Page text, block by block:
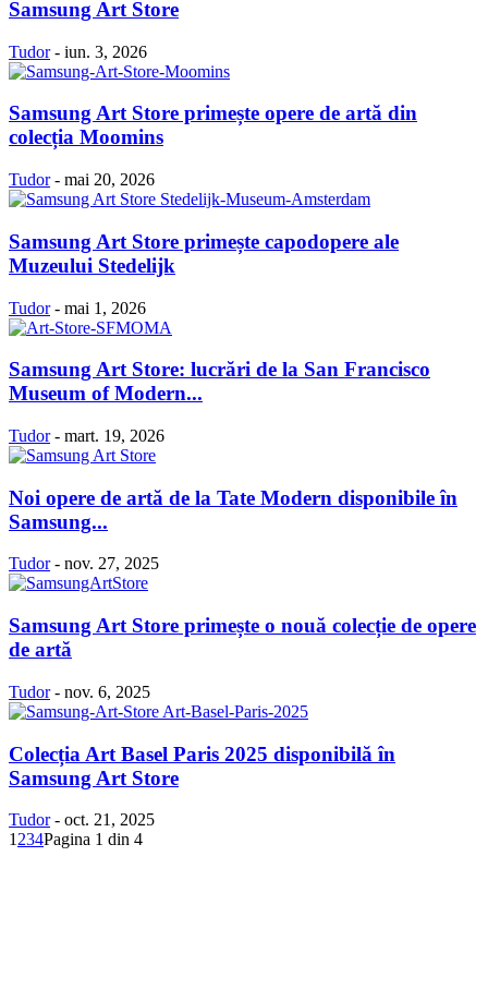
Samsung Art Store
Tudor - iun. 3, 2026
Samsung Art Store primește opere de artă din
colecția Moomins
Tudor - mai 20, 2026
Samsung Art Store primește capodopere ale
Muzeului Stedelijk
Tudor - mai 1, 2026
Samsung Art Store: lucrări de la San Francisco
Museum of Modern...
Tudor - mart. 19, 2026
Noi opere de artă de la Tate Modern disponibile în
Samsung...
Tudor - nov. 27, 2025
Samsung Art Store primește o nouă colecție de opere
de artă
Tudor - nov. 6, 2025
Colecția Art Basel Paris 2025 disponibilă în
Samsung Art Store
Tudor - oct. 21, 2025
1 234Pagina 1 din 4